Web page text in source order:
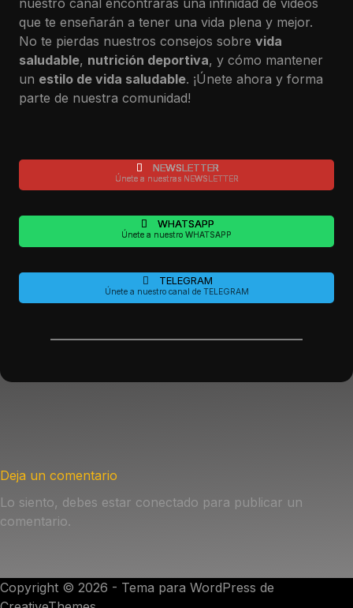
que te enseñarán a tener una vida plena y mejor.
No te pierdas nuestros consejos sobre vida
saludable, nutrición deportiva, y cómo mantener
un estilo de vida saludable. ¡Únete ahora y forma
parte de nuestra comunidad!
NEWSLETTER
Únete a nuestras NEWSLETTER
WHATSAPP
Únete a nuestro WHATSAPP
TELEGRAM
Únete a nuestro canal de TELEGRAM
Deja un comentario
Lo siento, debes estar conectado para publicar un
comentario.
Copyright © 2026 - Tema para WordPress de